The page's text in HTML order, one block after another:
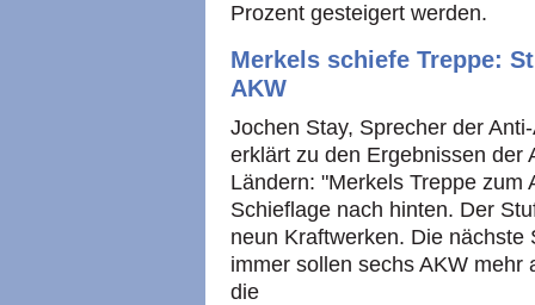
Prozent gesteigert werden.
Merkels schiefe Treppe:
AKW
Jochen Stay, Sprecher der
erklärt zu den Ergebnissen der
Ländern: "Merkels Treppe zum
Schieflage nach hinten. Der
neun Kraftwerken. Die
immer sollen sechs AKW
die